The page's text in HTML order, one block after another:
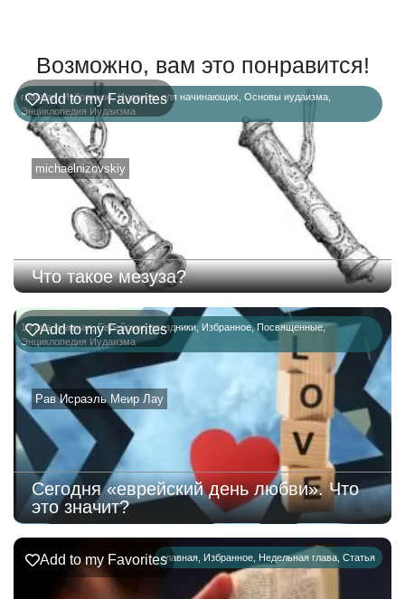
Возможно, вам это понравится!
главная,Избранное,Иудаизм для начинающих Основы иудаизма
Энциклопедия Иудаизма
michaelnizovskiy
Add to my Favorites
Что такое мезуза?
15 ава,главная,Еврейские праздники, Избранное, Посвященные,
Энциклопедия Иудаизма
Рав Исраэль Меир Лау
Add to my Favorites
Сегодня «еврейский день любви». Что
это значит?
главная Избранное Недельная глава Статья
Add to my Favorites